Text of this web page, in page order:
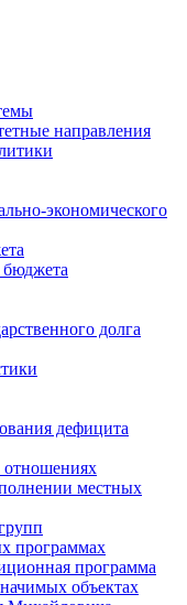
направления
экономического
долга
дефицита
местных
программах
программа
объектах